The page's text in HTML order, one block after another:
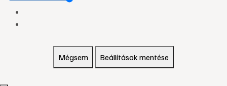
Mégsem Beállítások mentése